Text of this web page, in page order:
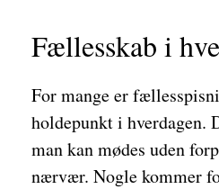
Fællesskab i
For mange er
holdepunkt i hverdagen.
man kan mødes uden
nærvær. Nogle kommer